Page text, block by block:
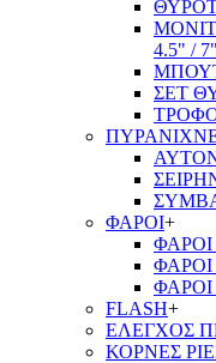
4.5" /
ΣΕΤ
ΦΑΡΟΙ+
ΦΑΡΟΙ
ΦΑΡΟΙ
FLASH+
ΕΛΕΓΧΟΣ
ΚΟΡΝΕΣ